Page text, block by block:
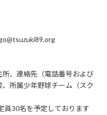
、連絡先（電話番号および
所属少年野球チーム（スク
員30名を予定しております